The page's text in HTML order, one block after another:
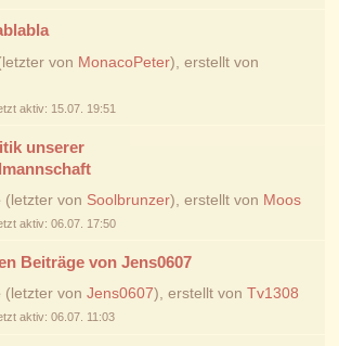
von MonacoPeter), erstellt von
aktiv: 15.07. 19:51
unserer
(letzter von Soolbrunzer), erstellt von Moos
aktiv: 06.07. 17:50
Beiträge von Jens0607
(letzter von Jens0607), erstellt von Tv1308
aktiv: 06.07. 11:03